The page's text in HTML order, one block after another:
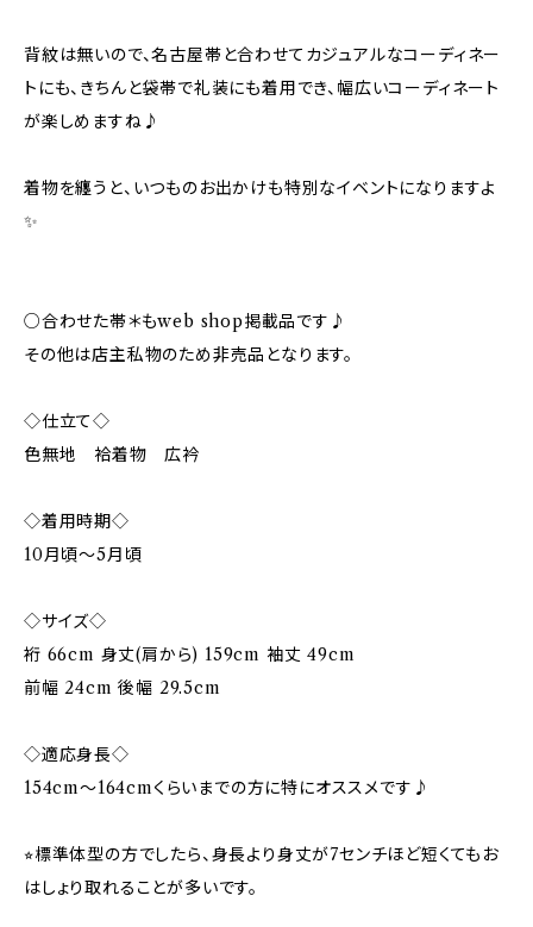
背紋は無いので、名古屋帯と合わせてカジュアルなコーディネー
トにも、きちんと袋帯で礼装にも着用でき、幅広いコーディネート
が楽しめますね♪
着物を纏うと、いつものお出かけも特別なイベントになりますよ
✨
○合わせた帯＊もweb shop掲載品です♪
その他は店主私物のため非売品となります。
◇仕立て◇
色無地 袷着物 広衿
◇着用時期◇
10月頃〜5月頃
◇サイズ◇
裄 66cm 身丈(肩から) 159cm 袖丈 49cm
前幅 24cm 後幅 29.5cm
◇適応身長◇
154cm～164cmくらいまでの方に特にオススメです♪
⭐︎標準体型の方でしたら、身長より身丈が7センチほど短くてもお
はしょり取れることが多いです。